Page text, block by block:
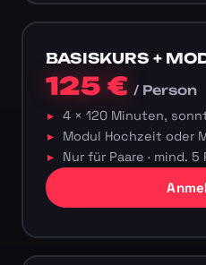
BASISKURS +
125 €/ Person
4 × 120 Minuten,
Modul Hochzeit oder
Nur für Paare · mind. 5